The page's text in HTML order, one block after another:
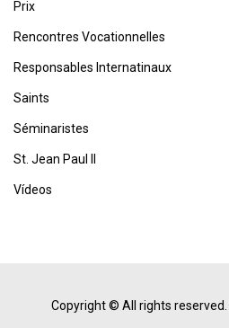
Prix
Rencontres Vocationnelles
Responsables Internatinaux
Saints
Séminaristes
St. Jean Paul II
Vídeos
Copyright © All rights reserved.